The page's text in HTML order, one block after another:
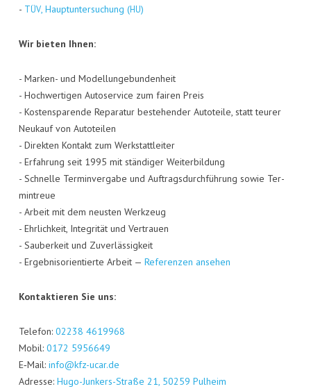
- TÜV, Haupt­un­ter­su­chung (HU)
Wir bie­ten Ihnen:
- Mar­ken- und Model­lun­ge­bun­den­heit
- Hoch­wer­ti­gen Auto­ser­vice zum fai­ren Preis
- Kos­ten­spa­ren­de Repa­ra­tur bestehen­der Auto­tei­le, statt teu­rer
Neu­kauf von Auto­tei­len
- Direk­ten Kon­takt zum Werk­statt­lei­ter
- Erfah­rung seit 1995 mit stän­di­ger Wei­ter­bil­dung
- Schnel­le Ter­min­ver­ga­be und Auf­trags­durch­füh­rung sowie Ter­
min­treue
- Arbeit mit dem neus­ten Werk­zeug
- Ehr­lich­keit, Inte­gri­tät und Ver­trau­en
- Sau­ber­keit und Zuver­läs­sig­keit
- Ergeb­nis­ori­en­tier­te Arbeit — Refe­ren­zen ansehen
Kon­tak­tie­ren Sie uns:
Tele­fon: 02238 4619968
Mobil: 0172 5956649
E‑Mail: info@kfz-ucar.de
Adres­se: Hugo-Jun­kers-Stra­ße 21, 50259 Pul­heim